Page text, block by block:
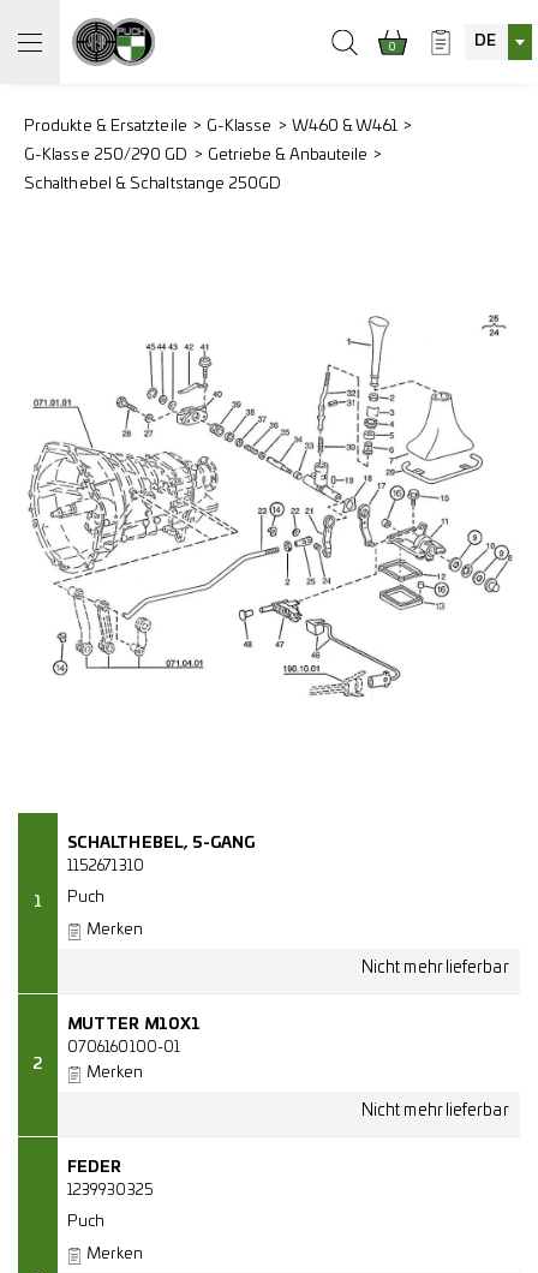
0 DE
Produkte & Ersatzteile G-Klasse
W460 & W461
G-Klasse 250/290 GD
Getriebe & Anbauteile
Schalthebel & Schaltstange 250GD
1
SCHALTHEBEL, 5-GANG
1152671310
Puch
Merken
2
MUTTER M10X1
0706160100-01
Merken
FEDER
1239930325
Puch
Merken